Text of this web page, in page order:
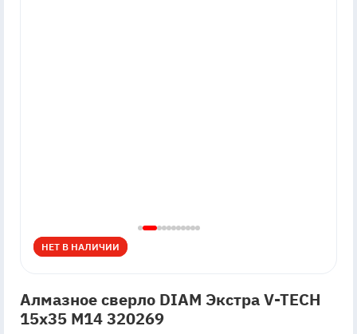
НЕТ В НАЛИЧИИ
НЕТ В НАЛИЧИИ
Алмазное сверло DIAM Экстра V-TECH
15x35 М14 320269